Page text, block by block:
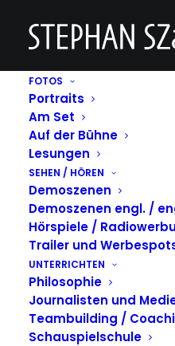
FOTOS
Portraits
Am Set
Auf der Bühne
Lesungen
SEHEN / HÖREN
Demoszenen
Demoszenen engl. /
Hörspiele /
Trailer und
UNTERRICHTEN
Philosophie
Journalisten und
Teambuilding /
Schauspielschule
Bildschirmfoto
Home
Bildschirmfoto
Bildschirmfoto